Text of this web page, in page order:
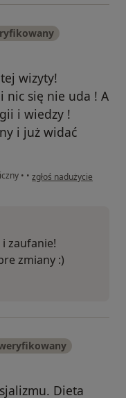
wizyty!
nic się nie uda ! A
i wiedzy !
i już widać
• • w opinii użytkownika
zgłoś nadużycie
i zaufanie!
zmiany :)
Dieta